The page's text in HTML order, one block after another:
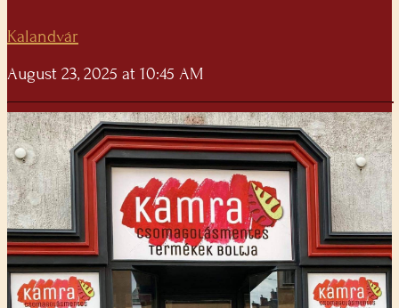
Kalandvár
August 23, 2025 at 10:45 AM